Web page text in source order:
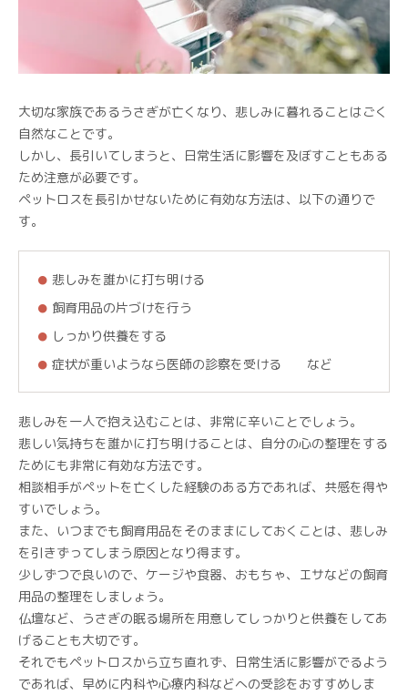
大切な家族であるうさぎが亡くなり、悲しみに暮れることはごく
自然なことです。
しかし、長引いてしまうと、日常生活に影響を及ぼすこともある
ため注意が必要です。
ペットロスを長引かせないために有効な方法は、以下の通りで
す。
悲しみを誰かに打ち明ける
飼育用品の片づけを行う
しっかり供養をする
症状が重いようなら医師の診察を受ける など
悲しみを一人で抱え込むことは、非常に辛いことでしょう。
悲しい気持ちを誰かに打ち明けることは、自分の心の整理をする
ためにも非常に有効な方法です。
相談相手がペットを亡くした経験のある方であれば、共感を得や
すいでしょう。
また、いつまでも飼育用品をそのままにしておくことは、悲しみ
を引きずってしまう原因となり得ます。
少しずつで良いので、ケージや食器、おもちゃ、エサなどの飼育
用品の整理をしましょう。
仏壇など、うさぎの眠る場所を用意してしっかりと供養をしてあ
げることも大切です。
それでもペットロスから立ち直れず、日常生活に影響がでるよう
であれば、早めに内科や心療内科などへの受診をおすすめしま